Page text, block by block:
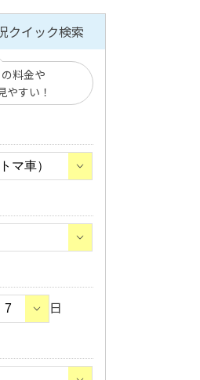
クイック検索
料金や
やすい！
日